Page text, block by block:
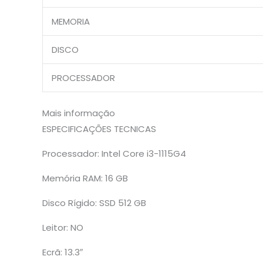
MEMORIA
DISCO
PROCESSADOR
Mais informação
ESPECIFICAÇÕES TECNICAS
Processador: Intel Core i3-1115G4
Memória RAM: 16 GB
Disco Rígido: SSD 512 GB
Leitor: NO
Ecrã: 13.3″